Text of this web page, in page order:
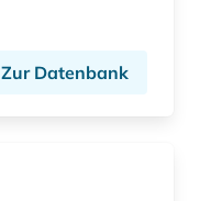
Zur Datenbank